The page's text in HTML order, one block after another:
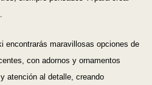
encontrarás maravillosas opciones de
con adornos y ornamentos
atención al detalle, creando